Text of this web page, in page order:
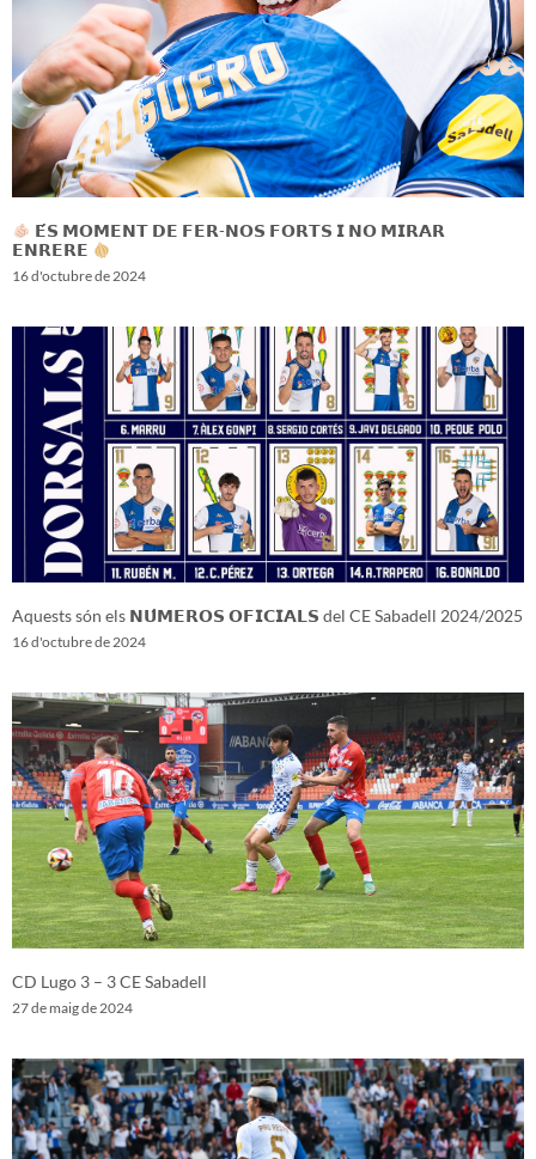
𝗘́𝗦 𝗠𝗢𝗠𝗘𝗡𝗧 𝗗𝗘 𝗙𝗘𝗥-𝗡𝗢𝗦 𝗙𝗢𝗥𝗧𝗦 𝗜 𝗡𝗢 𝗠𝗜𝗥𝗔𝗥
𝗘𝗡𝗥𝗘𝗥𝗘
16 d'octubre de 2024
Aquests són els 𝗡𝗨́𝗠𝗘𝗥𝗢𝗦 𝗢𝗙𝗜𝗖𝗜𝗔𝗟𝗦 del CE Sabadell 2024/2025
16 d'octubre de 2024
CD Lugo 3 – 3 CE Sabadell
27 de maig de 2024